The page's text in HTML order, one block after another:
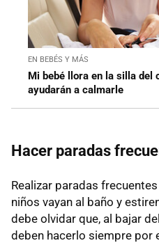
EN BEBÉS Y MÁS
Mi bebé llora en la silla del
ayudarán a calmarle
Hacer paradas
Realizar paradas
niños vayan al baño y
debe olvidar que, al bajar
deben hacerlo siempre por